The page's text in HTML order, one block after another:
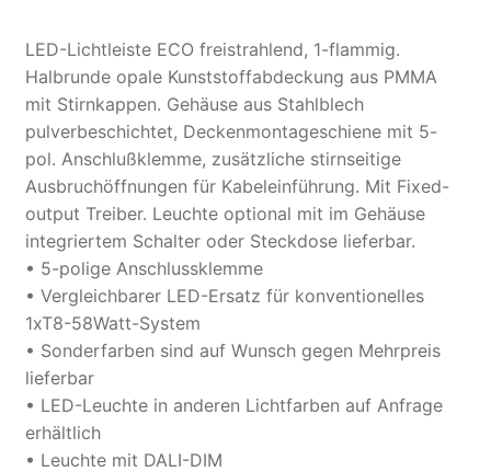
LED-Lichtleiste ECO freistrahlend, 1-flammig.
Halbrunde opale Kunststoffabdeckung aus PMMA
mit Stirnkappen. Gehäuse aus Stahlblech
pulverbeschichtet, Deckenmontageschiene mit 5-
pol. Anschlußklemme, zusätzliche stirnseitige
Ausbruchöffnungen für Kabeleinführung. Mit Fixed-
output Treiber. Leuchte optional mit im Gehäuse
integriertem Schalter oder Steckdose lieferbar.
• 5-polige Anschlussklemme
• Vergleichbarer LED-Ersatz für konventionelles
1xT8-58Watt-System
• Sonderfarben sind auf Wunsch gegen Mehrpreis
lieferbar
• LED-Leuchte in anderen Lichtfarben auf Anfrage
erhältlich
• Leuchte mit DALI-DIM